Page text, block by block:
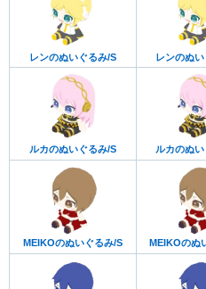
レンのぬいぐるみ/S レンのぬ
ルカのぬいぐるみ/S ルカのぬ
MEIKOのぬいぐるみ/S MEIKOのぬ